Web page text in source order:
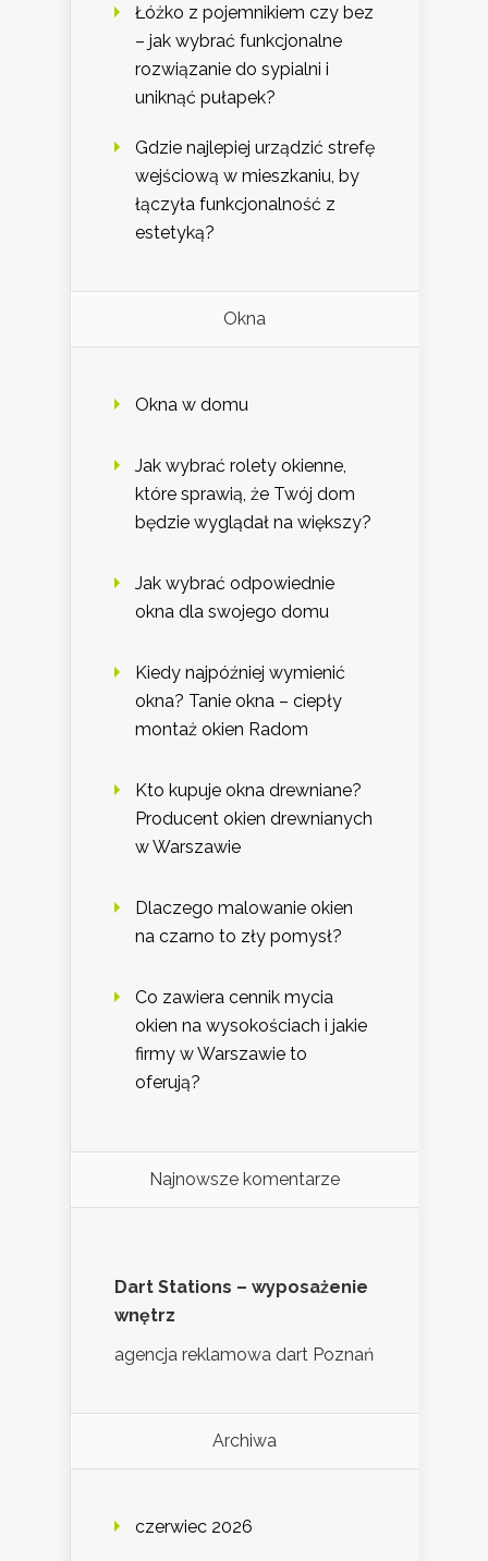
Łóżko z pojemnikiem czy bez
– jak wybrać funkcjonalne
rozwiązanie do sypialni i
uniknąć pułapek?
Gdzie najlepiej urządzić strefę
wejściową w mieszkaniu, by
łączyła funkcjonalność z
estetyką?
Okna
Okna w domu
Jak wybrać rolety okienne,
które sprawią, że Twój dom
będzie wyglądał na większy?
Jak wybrać odpowiednie
okna dla swojego domu
Kiedy najpóźniej wymienić
okna? Tanie okna – ciepły
montaż okien Radom
Kto kupuje okna drewniane?
Producent okien drewnianych
w Warszawie
Dlaczego malowanie okien
na czarno to zły pomysł?
Co zawiera cennik mycia
okien na wysokościach i jakie
firmy w Warszawie to
oferują?
Najnowsze komentarze
Dart Stations – wyposażenie
wnętrz
agencja reklamowa dart Poznań
Archiwa
czerwiec 2026